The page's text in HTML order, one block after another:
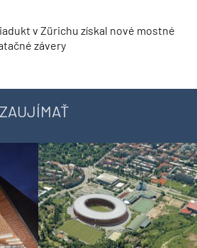
v Zürichu získal nové mostné
závery